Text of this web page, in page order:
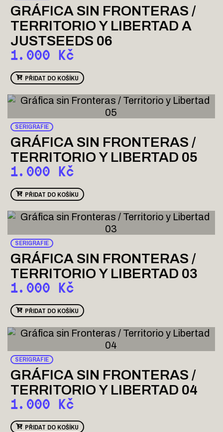
GRÁFICA SIN FRONTERAS /
TERRITORIO Y LIBERTAD A
JUSTSEEDS 06
1.000 Kč
PŘIDAT DO KOŠÍKU
SERIGRAFIE
GRÁFICA SIN FRONTERAS /
TERRITORIO Y LIBERTAD 05
1.000 Kč
PŘIDAT DO KOŠÍKU
SERIGRAFIE
GRÁFICA SIN FRONTERAS /
TERRITORIO Y LIBERTAD 03
1.000 Kč
PŘIDAT DO KOŠÍKU
SERIGRAFIE
GRÁFICA SIN FRONTERAS /
TERRITORIO Y LIBERTAD 04
1.000 Kč
PŘIDAT DO KOŠÍKU